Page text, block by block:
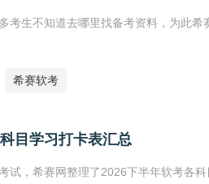
考生不知道去哪里找备考资料，为此
希赛软考
目学习打卡表汇总
试，希赛网整理了2026下半年软考各